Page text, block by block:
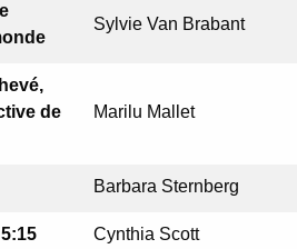
Sylvie Van Brabant
de
Marilu Mallet
Barbara Sternberg
Cynthia Scott